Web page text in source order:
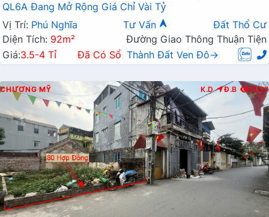
QL6A Đang Mở Rộng Giá Chỉ Vài Tỷ
Vị Trí: Phú Nghĩa Tư Vấn
Đất Thổ Cư
Diện Tích: 92m²
Đường Giao Thông Thuận Tiện
Giá:3.5-4 Tỉ Đã Có Sổ Thành Đất Ven Đô→
CHƯƠNG MỸ K.D Đ.B 5027